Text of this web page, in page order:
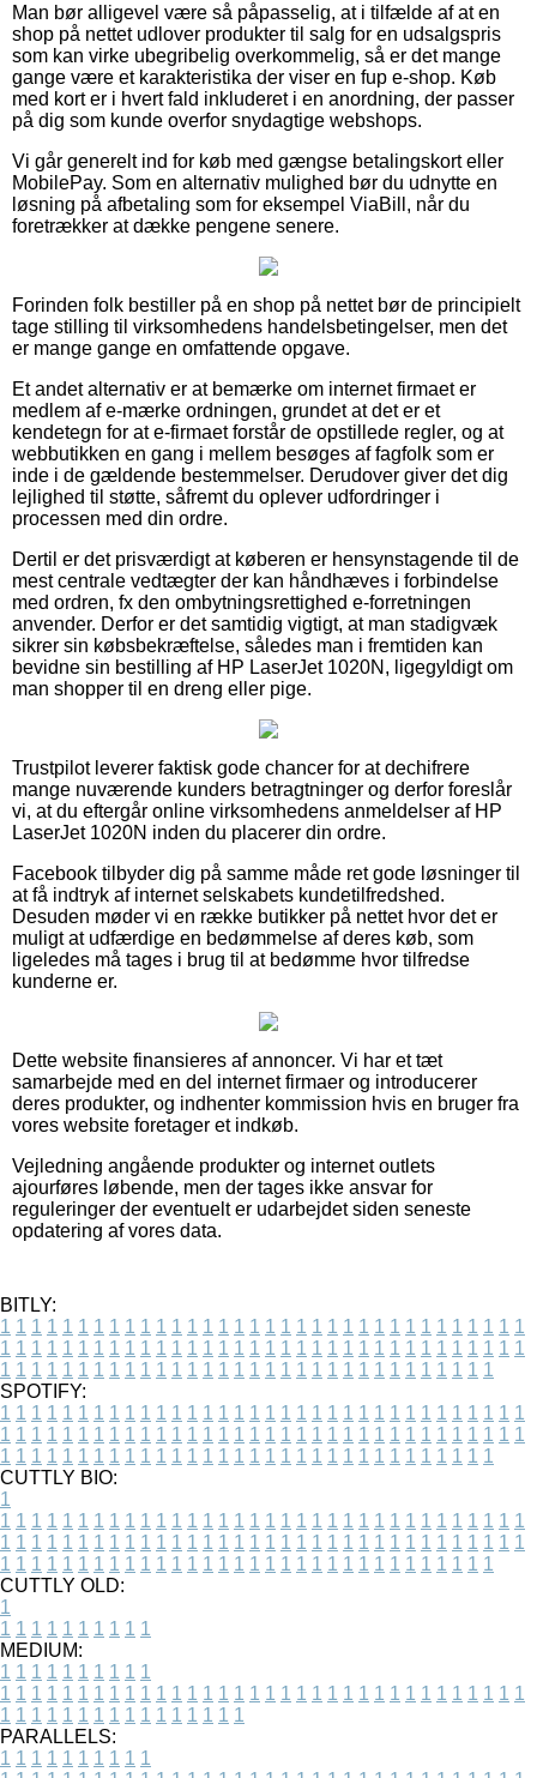
Man bør alligevel være så påpasselig, at i tilfælde af at en
shop på nettet udlover produkter til salg for en udsalgspris
som kan virke ubegribelig overkommelig, så er det mange
gange være et karakteristika der viser en fup e-shop. Køb
med kort er i hvert fald inkluderet i en anordning, der passer
på dig som kunde overfor snydagtige webshops.
Vi går generelt ind for køb med gængse betalingskort eller
MobilePay. Som en alternativ mulighed bør du udnytte en
løsning på afbetaling som for eksempel ViaBill, når du
foretrækker at dække pengene senere.
Forinden folk bestiller på en shop på nettet bør de principielt
tage stilling til virksomhedens handelsbetingelser, men det
er mange gange en omfattende opgave.
Et andet alternativ er at bemærke om internet firmaet er
medlem af e-mærke ordningen, grundet at det er et
kendetegn for at e-firmaet forstår de opstillede regler, og at
webbutikken en gang i mellem besøges af fagfolk som er
inde i de gældende bestemmelser. Derudover giver det dig
lejlighed til støtte, såfremt du oplever udfordringer i
processen med din ordre.
Dertil er det prisværdigt at køberen er hensynstagende til de
mest centrale vedtægter der kan håndhæves i forbindelse
med ordren, fx den ombytningsrettighed e-forretningen
anvender. Derfor er det samtidig vigtigt, at man stadigvæk
sikrer sin købsbekræftelse, således man i fremtiden kan
bevidne sin bestilling af HP LaserJet 1020N, ligegyldigt om
man shopper til en dreng eller pige.
Trustpilot leverer faktisk gode chancer for at dechifrere
mange nuværende kunders betragtninger og derfor foreslår
vi, at du eftergår online virksomhedens anmeldelser af HP
LaserJet 1020N inden du placerer din ordre.
Facebook tilbyder dig på samme måde ret gode løsninger til
at få indtryk af internet selskabets kundetilfredshed.
Desuden møder vi en række butikker på nettet hvor det er
muligt at udfærdige en bedømmelse af deres køb, som
ligeledes må tages i brug til at bedømme hvor tilfredse
kunderne er.
Dette website finansieres af annoncer. Vi har et tæt
samarbejde med en del internet firmaer og introducerer
deres produkter, og indhenter kommission hvis en bruger fra
vores website foretager et indkøb.
Vejledning angående produkter og internet outlets
ajourføres løbende, men der tages ikke ansvar for
reguleringer der eventuelt er udarbejdet siden seneste
opdatering af vores data.
BITLY:
1 1 1 1 1 1 1 1 1 1 1 1 1 1 1 1 1 1 1 1 1 1 1 1 1 1 1 1 1 1 1 1 1 1
1 1 1 1 1 1 1 1 1 1 1 1 1 1 1 1 1 1 1 1 1 1 1 1 1 1 1 1 1 1 1 1 1 1
1 1 1 1 1 1 1 1 1 1 1 1 1 1 1 1 1 1 1 1 1 1 1 1 1 1 1 1 1 1 1 1
SPOTIFY:
1 1 1 1 1 1 1 1 1 1 1 1 1 1 1 1 1 1 1 1 1 1 1 1 1 1 1 1 1 1 1 1 1 1
1 1 1 1 1 1 1 1 1 1 1 1 1 1 1 1 1 1 1 1 1 1 1 1 1 1 1 1 1 1 1 1 1 1
1 1 1 1 1 1 1 1 1 1 1 1 1 1 1 1 1 1 1 1 1 1 1 1 1 1 1 1 1 1 1 1
CUTTLY BIO:
1
1 1 1 1 1 1 1 1 1 1 1 1 1 1 1 1 1 1 1 1 1 1 1 1 1 1 1 1 1 1 1 1 1 1
1 1 1 1 1 1 1 1 1 1 1 1 1 1 1 1 1 1 1 1 1 1 1 1 1 1 1 1 1 1 1 1 1 1
1 1 1 1 1 1 1 1 1 1 1 1 1 1 1 1 1 1 1 1 1 1 1 1 1 1 1 1 1 1 1 1
CUTTLY OLD:
1
1 1 1 1 1 1 1 1 1 1
MEDIUM:
1 1 1 1 1 1 1 1 1 1
1 1 1 1 1 1 1 1 1 1 1 1 1 1 1 1 1 1 1 1 1 1 1 1 1 1 1 1 1 1 1 1 1 1
1 1 1 1 1 1 1 1 1 1 1 1 1 1 1 1
PARALLELS:
1 1 1 1 1 1 1 1 1 1